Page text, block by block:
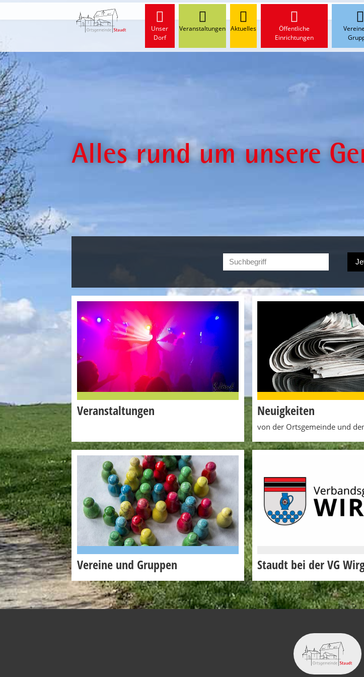
Unser
Dorf
Veranstaltungen Aktuelles
Öffentliche
Einrichtungen
Start
Alles rund um unsere
Veranstaltungen Neuigkeiten
von der Ortsgemeinde und
Vereine und Gruppen Staudt bei der VG